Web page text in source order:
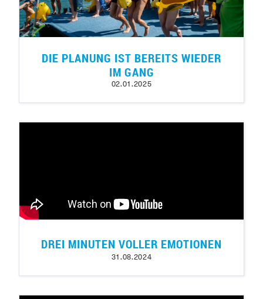
DIE PLANUNG IST BEREITS WIEDER
IM GANG
02.01.2025
DREI MINUTEN VOLLER EMOTIONEN
31.08.2024